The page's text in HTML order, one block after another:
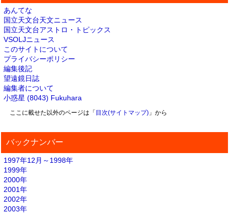
あんてな
国立天文台天文ニュース
国立天文台アストロ・トピックス
VSOLJニュース
このサイトについて
プライバシーポリシー
編集後記
望遠鏡日誌
編集者について
小惑星 (8043) Fukuhara
ここに載せた以外のページは「 目次(サイトマップ)」から
バックナンバー
1997年12月～1998年
1999年
2000年
2001年
2002年
2003年